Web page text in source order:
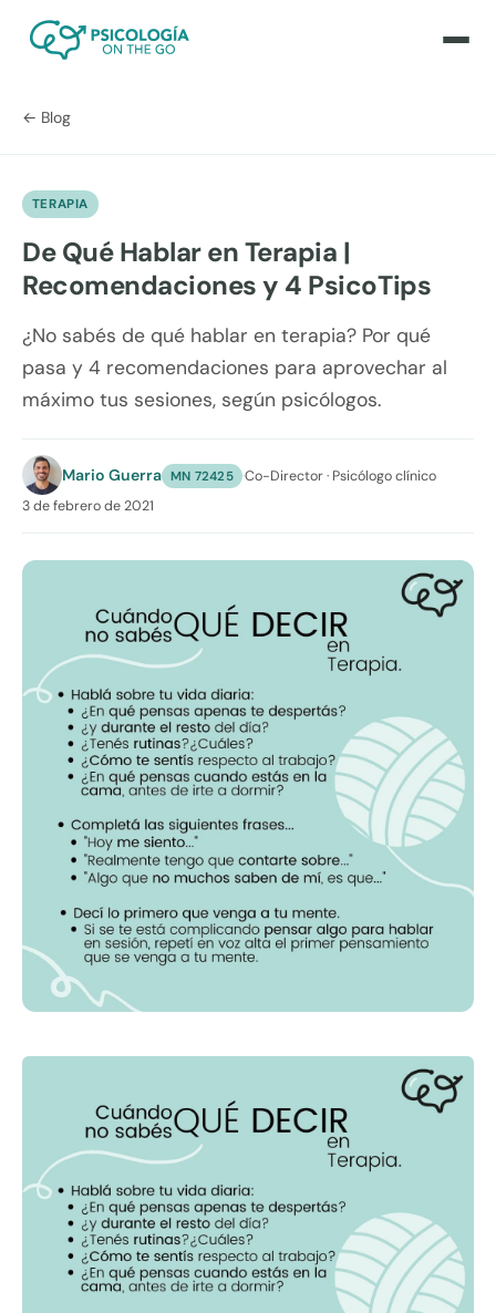
← Blog
TERAPIA
De Qué Hablar en Terapia |
Recomendaciones y 4 PsicoTips
¿No sabés de qué hablar en terapia? Por qué
pasa y 4 recomendaciones para aprovechar al
máximo tus sesiones, según psicólogos.
Mario Guerra MN 72425 ·Co-Director · Psicólogo clínico
3 de febrero de 2021